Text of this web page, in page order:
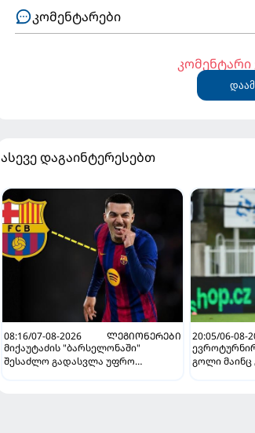
კომენტარები
კომენტარი
ასევე დაგაინტერესებთ
08:16/07-08-2026
ᲚᲔᲒᲘᲝᲜᲔᲠᲔᲑᲘ
მიქაუტაძის "ბარსელონაში"
შესაძლო გადასვლა უფრო
20:05/06-08-
გოლი მაინც